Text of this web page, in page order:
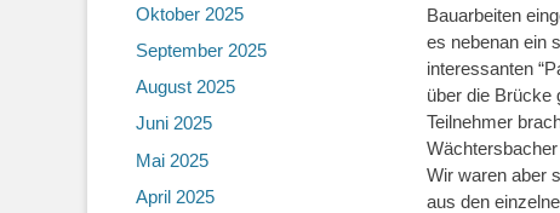
Bauarbeiten
es nebenan ein
interessanten
über die Brücke
Teilnehmer
Wir waren aber
aus den
Oktober 2025
September 2025
August 2025
Juni 2025
Mai 2025
April 2025